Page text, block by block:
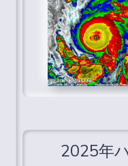
2025年